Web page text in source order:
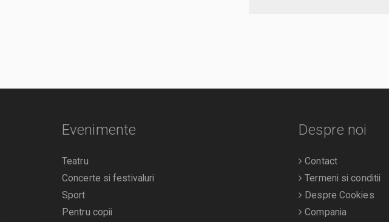
Evenimente
Teatru
Concerte si festivaluri
Sport
Pentru copii
Despre noi
Contact
Termeni si conditii
Despre Cookies
Compania